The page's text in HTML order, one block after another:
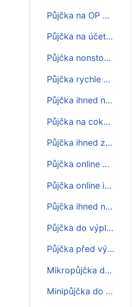
Půjčka na OP do výplaty
Půjčka na účet ihned do výplaty
Půjčka nonstop do výplaty
Půjčka rychle do výplaty
Půjčka ihned na bankovní účet do výplaty
Půjčka na cokoliv do výplaty
Půjčka ihned zdarma do výplaty
Půjčka online do výplaty
Půjčka online ihned do výplaty
Půjčka ihned na účet do výplaty
Půjčka do výplaty o víkendu
Půjčka před výplatou
Mikropůjčka do výplaty
Minipůjčka do výplaty